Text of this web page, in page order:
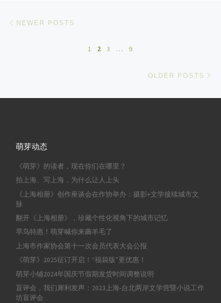
Posts navigation
NEWER POSTS
1 2 3 … 9
OLDER POSTS
萌芽动态
《萌芽》的读者，现在你们在哪里？
拍上海、写上海，为什么让人上头
《上海相册》创作座谈会在作协举办：摄影+文学接续城市文
脉
翻开《上海相册》，珍藏个性化视角下的城市记忆
早鸟特惠！萌芽喊你来薅羊毛了
上海市作家协会第十一次会员代表大会公报
《萌芽》2025征订开启！“福袋版”更优惠！
萌芽小铺2024年国庆节假期发货时间调整说明
盲评会，我们犀利发声：2023上海-台北两岸文学营暨小说工作
坊盲评会